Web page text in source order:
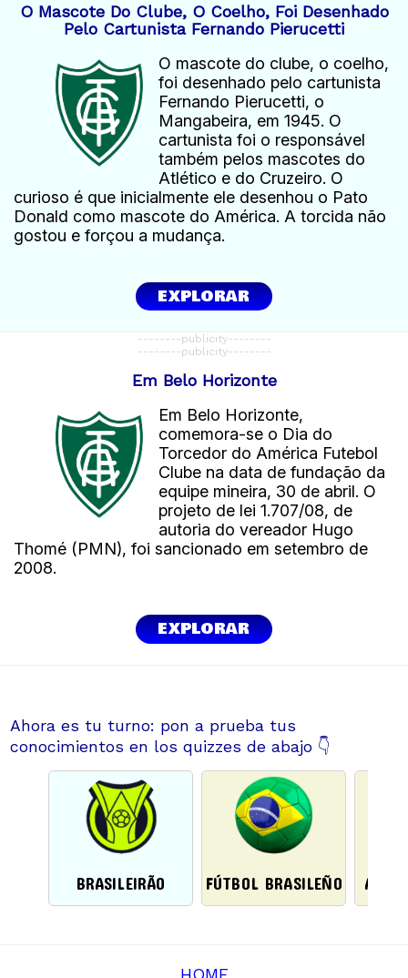
O Mascote Do Clube, O Coelho, Foi Desenhado
Pelo Cartunista Fernando Pierucetti
O mascote do clube, o coelho,
foi desenhado pelo cartunista
Fernando Pierucetti, o
Mangabeira, em 1945. O
cartunista foi o responsável
também pelos mascotes do
Atlético e do Cruzeiro. O
curioso é que inicialmente ele desenhou o Pato
Donald como mascote do América. A torcida não
gostou e forçou a mudança.
EXPLORAR
--------publicity--------
--------publicity--------
Em Belo Horizonte
Em Belo Horizonte,
comemora-se o Dia do
Torcedor do América Futebol
Clube na data de fundação da
equipe mineira, 30 de abril. O
projeto de lei 1.707/08, de
autoria do vereador Hugo
Thomé (PMN), foi sancionado em setembro de
2008.
EXPLORAR
Ahora es tu turno: pon a prueba tus
conocimientos en los quizzes de abajo 👇
BRASILEIRÃO FÚTBOL BRASILEÑO
HOME